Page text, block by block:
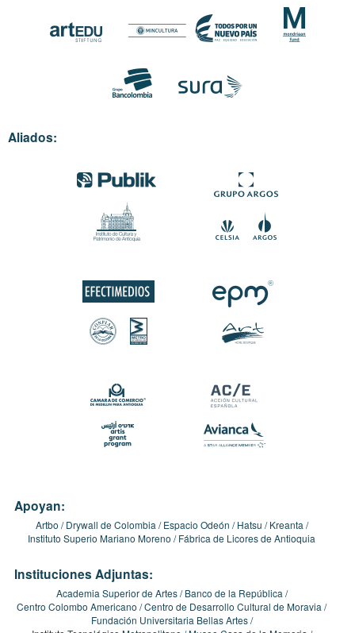
Aliados:
Apoyan:
Artbo Drywall de Colombia Espacio Odeón Hatsu
Kreanta
Instituto Superio Mariano Moreno
Fábrica de Licores de Antioquia
Instituciones Adjuntas:
Academia Superior de Artes
Banco de la República
Centro Colombo Americano Centro de Desarrollo Cultural de Moravia
Fundación Universitaria Bellas Artes